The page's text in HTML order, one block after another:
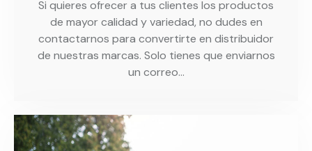
Si quieres ofrecer a tus clientes los productos
de mayor calidad y variedad, no dudes en
contactarnos para convertirte en distribuidor
de nuestras marcas. Solo tienes que enviarnos
un correo…